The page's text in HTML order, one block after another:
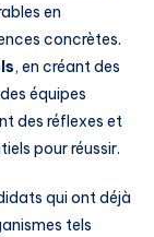
en
concrètes.
, en créant des
équipes
des réflexes et
pour réussir.
qui ont déjà
tels